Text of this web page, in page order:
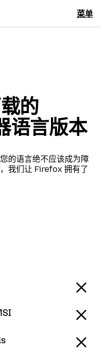
菜单
的
语言版本
的语言绝不应该成为障
我们让 Firefox 拥有了